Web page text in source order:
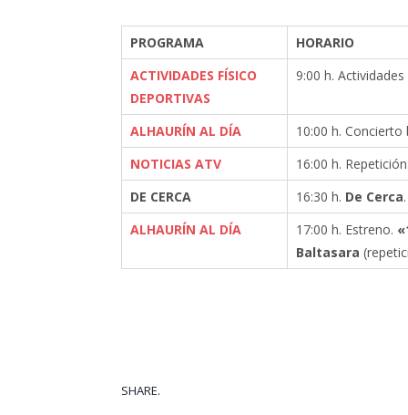
PROGRAMA
HORARIO
ACTIVIDADES FÍSICO
DEPORTIVAS
9:00 h.
ALHAURÍN AL DÍA
10:00 h.
NOTICIAS ATV
16:00 h.
DE CERCA
16:30 h. De Cerca
ALHAURÍN AL DÍA
17:00 h. Estreno.
Baltasara
SHARE.